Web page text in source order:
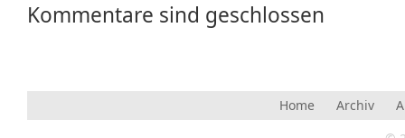
Kommentare sind geschlossen
Home Archiv